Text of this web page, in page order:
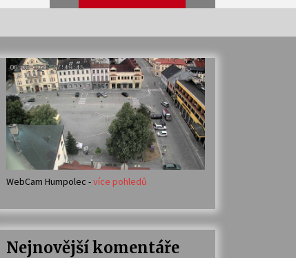
Veselí muzikanti
30. 7. 2026
Votavžatský ploty
23. 7. 2026
14. 7. 2026
WebCam Humpolec -více pohledů
Nejnovější komentáře